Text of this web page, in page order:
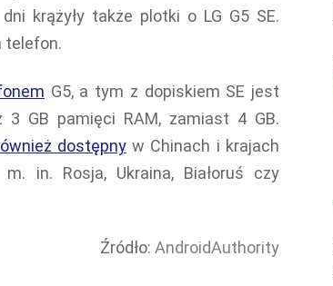
krążyły także plotki o LG G5 SE.
telefon.
G5, a tym z dopiskiem SE jest
3 GB pamięci RAM, zamiast 4 GB.
dostępnyw Chinach i krajach
in. Rosja, Ukraina, Białoruś czy
Źródło: AndroidAuthority